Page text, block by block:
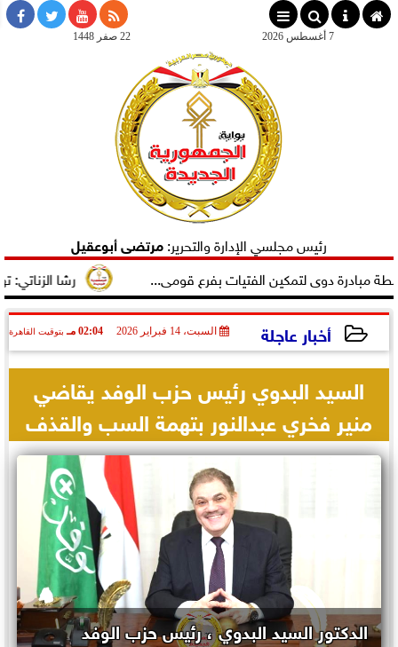
× 22 صفر 1448 7 أغسطس 2026
رئيس مجلسي الإدارة والتحرير:مرتضى أبوعقيل
رشا الزناتي: تهنئ دوى لتمكين الفتيات بفرع قومى...
أخبار عاجلة السبت، 14 فبراير 2026 02:04 مـ بتوقيت القاهرة
السيد البدوي رئيس حزب الوفد يقاضي
منير فخري عبدالنور بتهمة السب والقذف
الدكتور السيد البدوي ، رئيس حزب الوفد